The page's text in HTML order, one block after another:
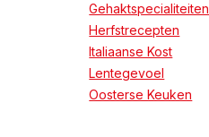
Gehaktspecialiteiten
Herfstrecepten
Italiaanse Kost
Lentegevoel
Oosterse Keuken